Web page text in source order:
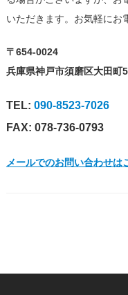
いただきます。お気軽にお
〒654-0024
兵庫県神戸市須磨区大田町
TEL: 090-8523-7026
FAX: 078-736-0793
メールでのお問い合わせは